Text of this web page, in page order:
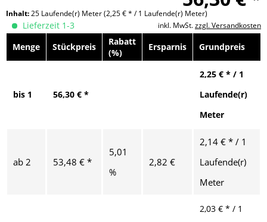
Inhalt:25 Laufende(r) Meter(2,25 € * / 1 Laufende(r) Meter)
inkl. MwSt.zzgl. Versandkosten
Lieferzeit 1-3
Menge
Stückpreis
Rabatt
(%)
Ersparnis Grundpreis
bis 1 56,30 € *
2,25 € * / 1
Laufende(r)
Meter
ab 2 53,48 € *
5,01
%
2,82 €
2,14 € * / 1
Laufende(r)
Meter
2,03 € * / 1